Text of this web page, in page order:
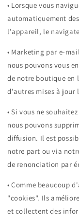
• Lorsque vous
automatiquement
l'appareil, le
• Marketing par e-
nous pouvons vous
de notre boutique en
d'autres mises à jour
• Si vous ne
nous pouvons
diffusion. Il est
notre part ou via
de renonciation par
• Comme beaucoup
"cookies". Ils
et collectent des